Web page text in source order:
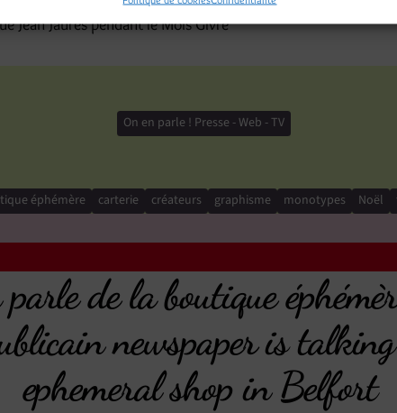
Jean Jaurès pendant le Mois Givré
On en parle ! Presse - Web - TV
éphémère carterie créateurs graphisme monotypes Noël
de la boutique
newspaper is
ephemeral shop in Belfort